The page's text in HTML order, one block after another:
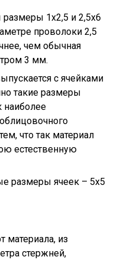
1х2,5 и 2,5х6
проволоки 2,5
чем обычная
3 мм.
с ячейками
такие размеры
наиболее
что так материал
естественную
размеры ячеек – 5х5
материала, из
стержней,